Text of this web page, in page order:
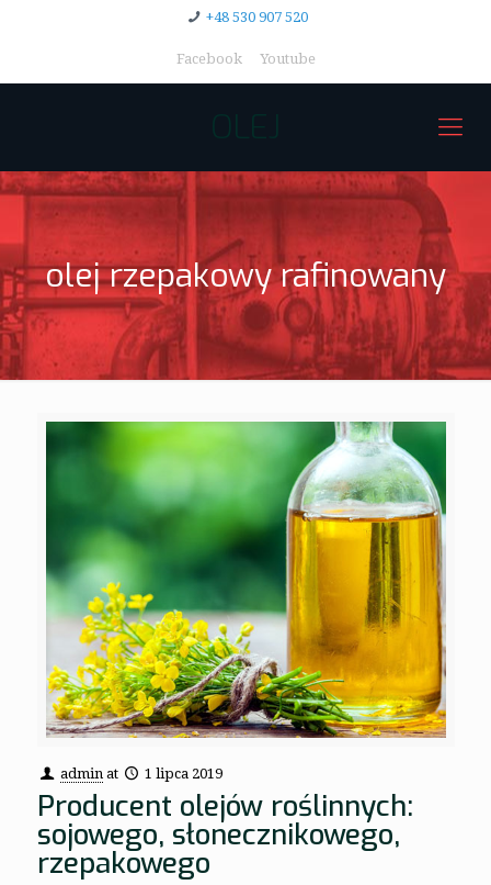
+48 530 907 520
Facebook Youtube
OLEJ
olej rzepakowy rafinowany
admin at 1 lipca 2019
Producent olejów roślinnych:
sojowego, słonecznikowego,
rzepakowego